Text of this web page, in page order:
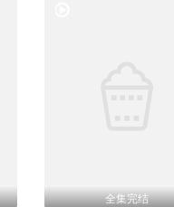
全集完结